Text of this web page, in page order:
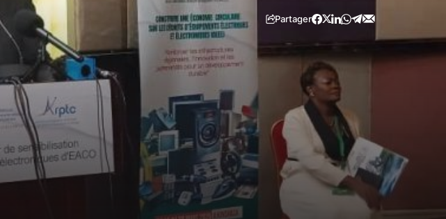
Partager